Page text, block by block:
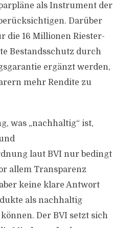
als Instrument der
Darüber
die 16 Millionen Riester-
Bestandsschutz durch
ergänzt werden,
mehr Rendite zu
was „nachhaltig“ ist,
laut BVI nur bedingt
allem Transparenz
keine klare Antwort
als nachhaltig
Der BVI setzt sich